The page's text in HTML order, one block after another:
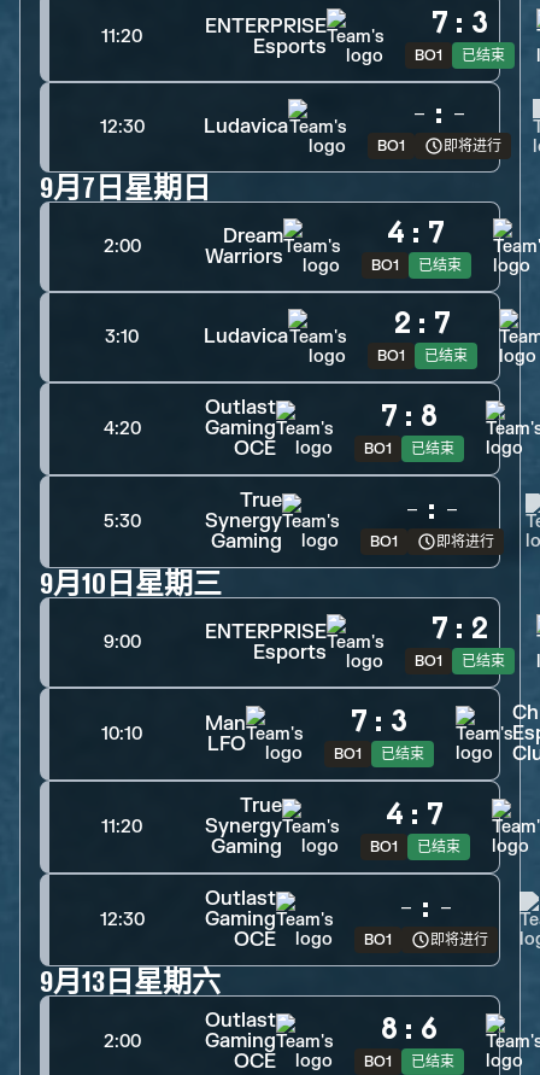
11:20
ENTERPRISE
Esports
7 : 3
BO1 已结束
12:30 Ludavica - : -
BO1 即将进行
9月7日星期日
2:00
Dream
Warriors
4 : 7
BO1 已结束
3:10 Ludavica 2 : 7
BO1 已结束
4:20
Outlast
Gaming
OCE
7 : 8
BO1 已结束
5:30
True
Synergy
Gaming
- : -
BO1 即将进行
9月10日星期三
9:00
ENTERPRISE
Esports
7 : 2
BO1 已结束
10:10
Man
LFO
7 : 3
BO1 已结束
11:20
True
Synergy
Gaming
4 : 7
BO1 已结束
12:30
Outlast
Gaming
OCE
- : -
BO1 即将进行
9月13日星期六
2:00
Outlast
Gaming
OCE
8 : 6
BO1 已结束